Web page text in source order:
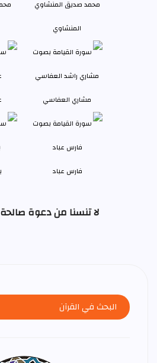
المنشاوي
مشاري العفاسي
فارس عباد
لا تنسنا من دعوة